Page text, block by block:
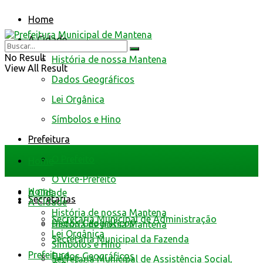
Home
A Cidade
História de nossa Mantena
Dados Geográficos
Lei Orgânica
Símbolos e Hino
Prefeitura
O Vice-Prefeito
Secretarias
Secretaria Municipal de Administração
Secretaria Municipal da Fazenda
Secretaria Municipal de Assistência Social,
No Result
View All Result
Home
A Cidade
História de nossa Mantena
Dados Geográficos
Home
A Cidade
História de nossa Mantena
Dados Geográficos
Lei Orgânica
Símbolos e Hino
Prefeitura